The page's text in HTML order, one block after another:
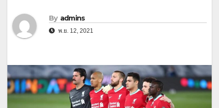
By admins
พ.ย. 12, 2021